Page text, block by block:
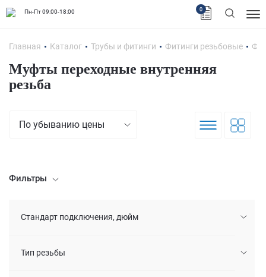
Пн-Пт 09:00-18:00 0
Главная Каталог Трубы и фитинги Фитинги резьбовые
Муфты переходные внутренняя
резьба
По убыванию цены
Фильтры
Стандарт подключения, дюйм
Тип резьбы